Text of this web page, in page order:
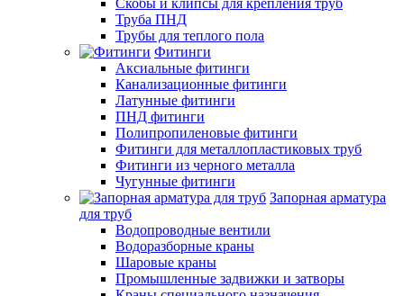
Скобы и клипсы для крепления труб
Труба ПНД
Трубы для теплого пола
Фитинги
Аксиальные фитинги
Канализационные фитинги
Латунные фитинги
ПНД фитинги
Полипропиленовые фитинги
Фитинги для металлопластиковых труб
Фитинги из черного металла
Чугунные фитинги
Запорная арматура
для труб
Водопроводные вентили
Водоразборные краны
Шаровые краны
Промышленные задвижки и затворы